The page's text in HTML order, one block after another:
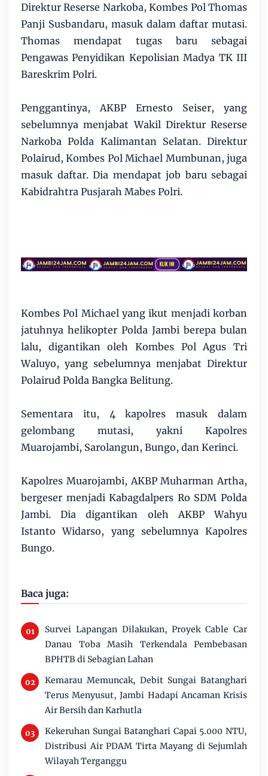
Direktur Reserse Narkoba, Kombes Pol Thomas
Panji Susbandaru, masuk dalam daftar mutasi.
Thomas mendapat tugas baru sebagai
Pengawas Penyidikan Kepolisian Madya TK III
Bareskrim Polri.
Penggantinya, AKBP Ernesto Seiser, yang
sebelumnya menjabat Wakil Direktur Reserse
Narkoba Polda Kalimantan Selatan. Direktur
Polairud, Kombes Pol Michael Mumbunan, juga
masuk daftar. Dia mendapat job baru sebagai
Kabidrahtra Pusjarah Mabes Polri.
Kombes Pol Michael yang ikut menjadi korban
jatuhnya helikopter Polda Jambi berepa bulan
lalu, digantikan oleh Kombes Pol Agus Tri
Waluyo, yang sebelumnya menjabat Direktur
Polairud Polda Bangka Belitung.
Sementara itu, 4 kapolres masuk dalam
gelombang mutasi, yakni Kapolres
Muarojambi, Sarolangun, Bungo, dan Kerinci.
Kapolres Muarojambi, AKBP Muharman Artha,
bergeser menjadi Kabagdalpers Ro SDM Polda
Jambi. Dia digantikan oleh AKBP Wahyu
Istanto Widarso, yang sebelumnya Kapolres
Bungo.
Baca juga:
Survei Lapangan Dilakukan, Proyek Cable Car
Danau Toba Masih Terkendala Pembebasan
BPHTB di Sebagian Lahan
Kemarau Memuncak, Debit Sungai Batanghari
Terus Menyusut, Jambi Hadapi Ancaman Krisis
Air Bersih dan Karhutla
Kekeruhan Sungai Batanghari Capai 5.000 NTU,
Distribusi Air PDAM Tirta Mayang di Sejumlah
Wilayah Terganggu